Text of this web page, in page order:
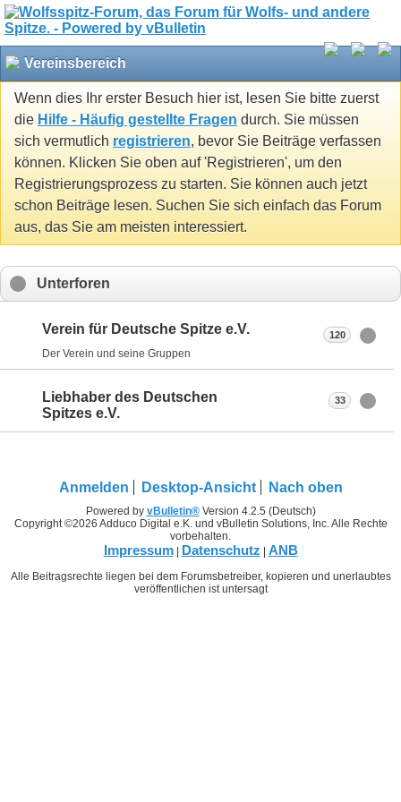
Vereinsbereich
Wenn dies Ihr erster Besuch hier ist, lesen Sie bitte zuerst
die Hilfe - Häufig gestellte Fragen durch. Sie müssen
sich vermutlich registrieren, bevor Sie Beiträge verfassen
können. Klicken Sie oben auf 'Registrieren', um den
Registrierungsprozess zu starten. Sie können auch jetzt
schon Beiträge lesen. Suchen Sie sich einfach das Forum
aus, das Sie am meisten interessiert.
Unterforen
Verein für Deutsche Spitze e.V.
Der Verein und seine Gruppen
120
Liebhaber des Deutschen
Spitzes e.V.
33
Anmelden Desktop-Ansicht Nach oben
Powered by vBulletin®Version 4.2.5 (Deutsch)
Copyright ©2026 Adduco Digital e.K. und vBulletin Solutions, Inc. Alle Rechte
vorbehalten.
Impressum| Datenschutz ANB
Alle Beitragsrechte liegen bei dem Forumsbetreiber, kopieren und unerlaubtes
veröffentlichen ist untersagt